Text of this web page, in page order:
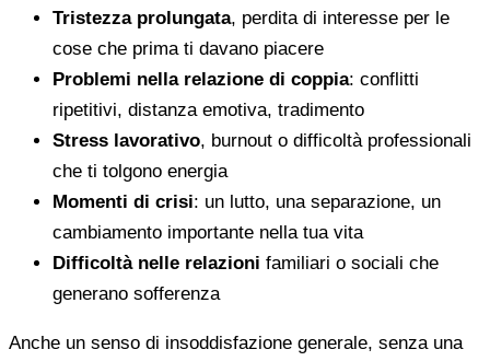
Tristezza prolungata, perdita di interesse per le
cose che prima ti davano piacere
Problemi nella relazione di coppia: conflitti
ripetitivi, distanza emotiva, tradimento
Stress lavorativo, burnout o difficoltà professionali
che ti tolgono energia
Momenti di crisi: un lutto, una separazione, un
cambiamento importante nella tua vita
Difficoltà nelle relazioni familiari o sociali che
generano sofferenza
Anche un senso di insoddisfazione generale, senza una